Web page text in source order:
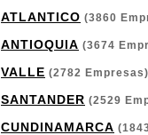
ATLANTICO (3860
ANTIOQUIA (3674
VALLE (2782 Empresas)
SANTANDER (2529
CUNDINAMARCA